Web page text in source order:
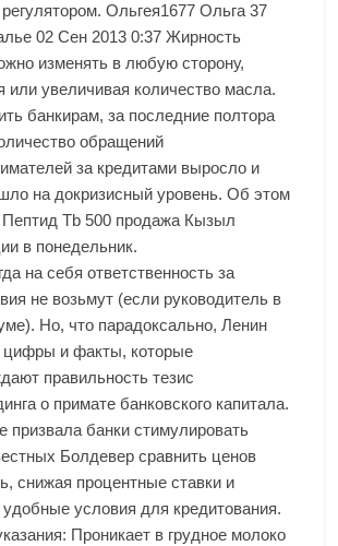
регулятором. Ольгея1677 Ольга 37
02 Сен 2013 0:37 Жирность
изменять в любую сторону,
или увеличивая количество масла.
банкирам, за последние полтора
обращений
за кредитами выросло и
на докризисный уровень. Об этом
Пептид Tb 500 продажа Кызыл
в понедельник.
на себя ответственность за
не возьмут (если руководитель в
Но, что парадоксально, Ленин
цифры и факты, которые
правильность тезис
о примате банковского капитала.
призвала банки стимулировать
Болдевер сравнить ценов
снижая процентные ставки и
удобные условия для кредитования.
Проникает в грудное молоко